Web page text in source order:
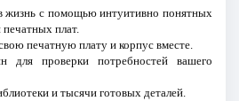
жизнь с помощью интуитивно понятных
плат.
печатную плату и корпус вместе.
для проверки потребностей вашего
и тысячи готовых деталей.